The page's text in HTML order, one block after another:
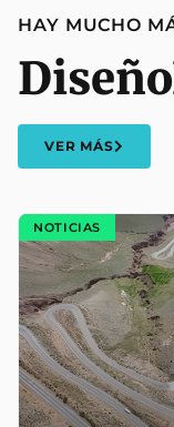
HAY MUCHO
Diseño
VER MÁS
NOTICIAS